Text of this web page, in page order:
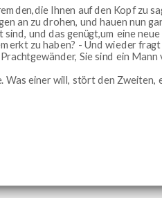
Ihnen auf den Kopf zu
an zu drohen, und hauen nun
und das genügt,um eine
zu haben? - Und wieder fragt
Sie sind ein
Was einer will, stört den